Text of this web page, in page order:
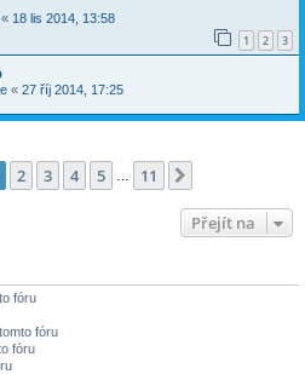
« 18 lis 2014, 13:58
1 2 3
« 27 říj 2014, 17:25
z 11
2 3 4 5 11
Přejít na
fóru
fóru
fóru